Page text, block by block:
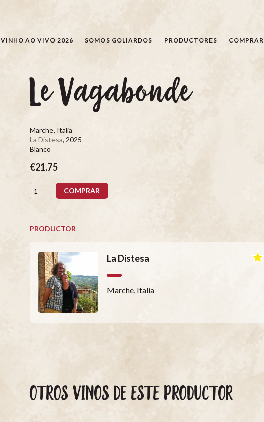
VINHO AO VIVO 2026 SOMOS GOLIARDOS PRODUCTORES COMPRAR
Le Vagabonde
Marche, Italia
La Distesa, 2025
Blanco
€21.75
COMPRAR
PRODUCTOR
La Distesa
Marche, Italia
OTROS VINOS DE ESTE PRODUCTOR